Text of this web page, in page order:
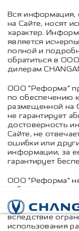
Вся информация,
на Сайте, носят
характер.
является
полной и
обратиться в
дилерам
ООО "Реформа"
по обеспечению
размещенной на
не гарантирует
достоверность
Сайте, не
ошибки или
информации, за
гарантирует
ООО "Реформа" не
том числе за
компьютерному
вследствие
использования